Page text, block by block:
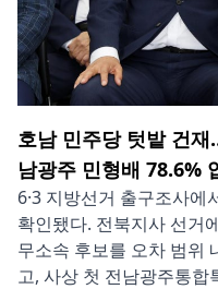
호남 민주당 텃밭 건
남광주 민형배 78.6%
6·3 지방선거 출구조사에
확인됐다. 전북지사 선거
무소속 후보를 오차 범위
고, 사상 첫 전남광주통합